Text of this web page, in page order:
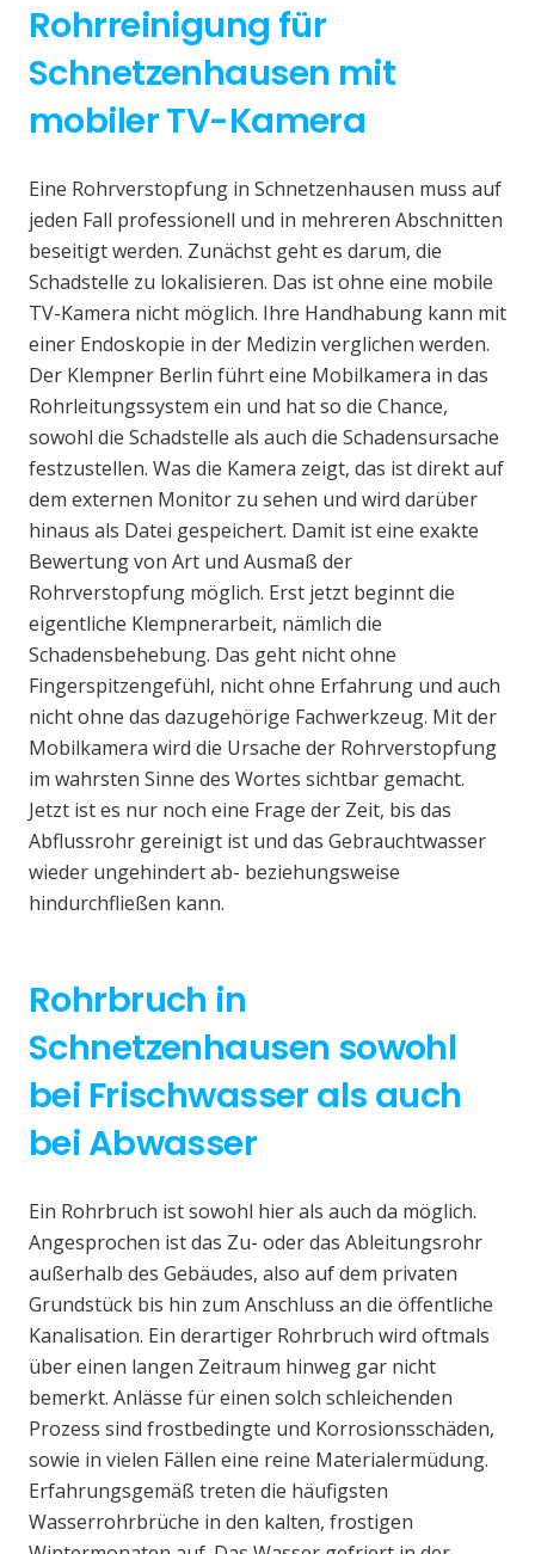
Rohrreinigung für
Schnetzenhausen mit
mobiler TV-Kamera
Eine Rohrverstopfung in Schnetzenhausen muss auf
jeden Fall professionell und in mehreren Abschnitten
beseitigt werden. Zunächst geht es darum, die
Schadstelle zu lokalisieren. Das ist ohne eine mobile
TV-Kamera nicht möglich. Ihre Handhabung kann mit
einer Endoskopie in der Medizin verglichen werden.
Der Klempner Berlin führt eine Mobilkamera in das
Rohrleitungssystem ein und hat so die Chance,
sowohl die Schadstelle als auch die Schadensursache
festzustellen. Was die Kamera zeigt, das ist direkt auf
dem externen Monitor zu sehen und wird darüber
hinaus als Datei gespeichert. Damit ist eine exakte
Bewertung von Art und Ausmaß der
Rohrverstopfung möglich. Erst jetzt beginnt die
eigentliche Klempnerarbeit, nämlich die
Schadensbehebung. Das geht nicht ohne
Fingerspitzengefühl, nicht ohne Erfahrung und auch
nicht ohne das dazugehörige Fachwerkzeug. Mit der
Mobilkamera wird die Ursache der Rohrverstopfung
im wahrsten Sinne des Wortes sichtbar gemacht.
Jetzt ist es nur noch eine Frage der Zeit, bis das
Abflussrohr gereinigt ist und das Gebrauchtwasser
wieder ungehindert ab- beziehungsweise
hindurchfließen kann.
Rohrbruch in
Schnetzenhausen sowohl
bei Frischwasser als auch
bei Abwasser
Ein Rohrbruch ist sowohl hier als auch da möglich.
Angesprochen ist das Zu- oder das Ableitungsrohr
außerhalb des Gebäudes, also auf dem privaten
Grundstück bis hin zum Anschluss an die öffentliche
Kanalisation. Ein derartiger Rohrbruch wird oftmals
über einen langen Zeitraum hinweg gar nicht
bemerkt. Anlässe für einen solch schleichenden
Prozess sind frostbedingte und Korrosionsschäden,
sowie in vielen Fällen eine reine Materialermüdung.
Erfahrungsgemäß treten die häufigsten
Wasserrohrbrüche in den kalten, frostigen